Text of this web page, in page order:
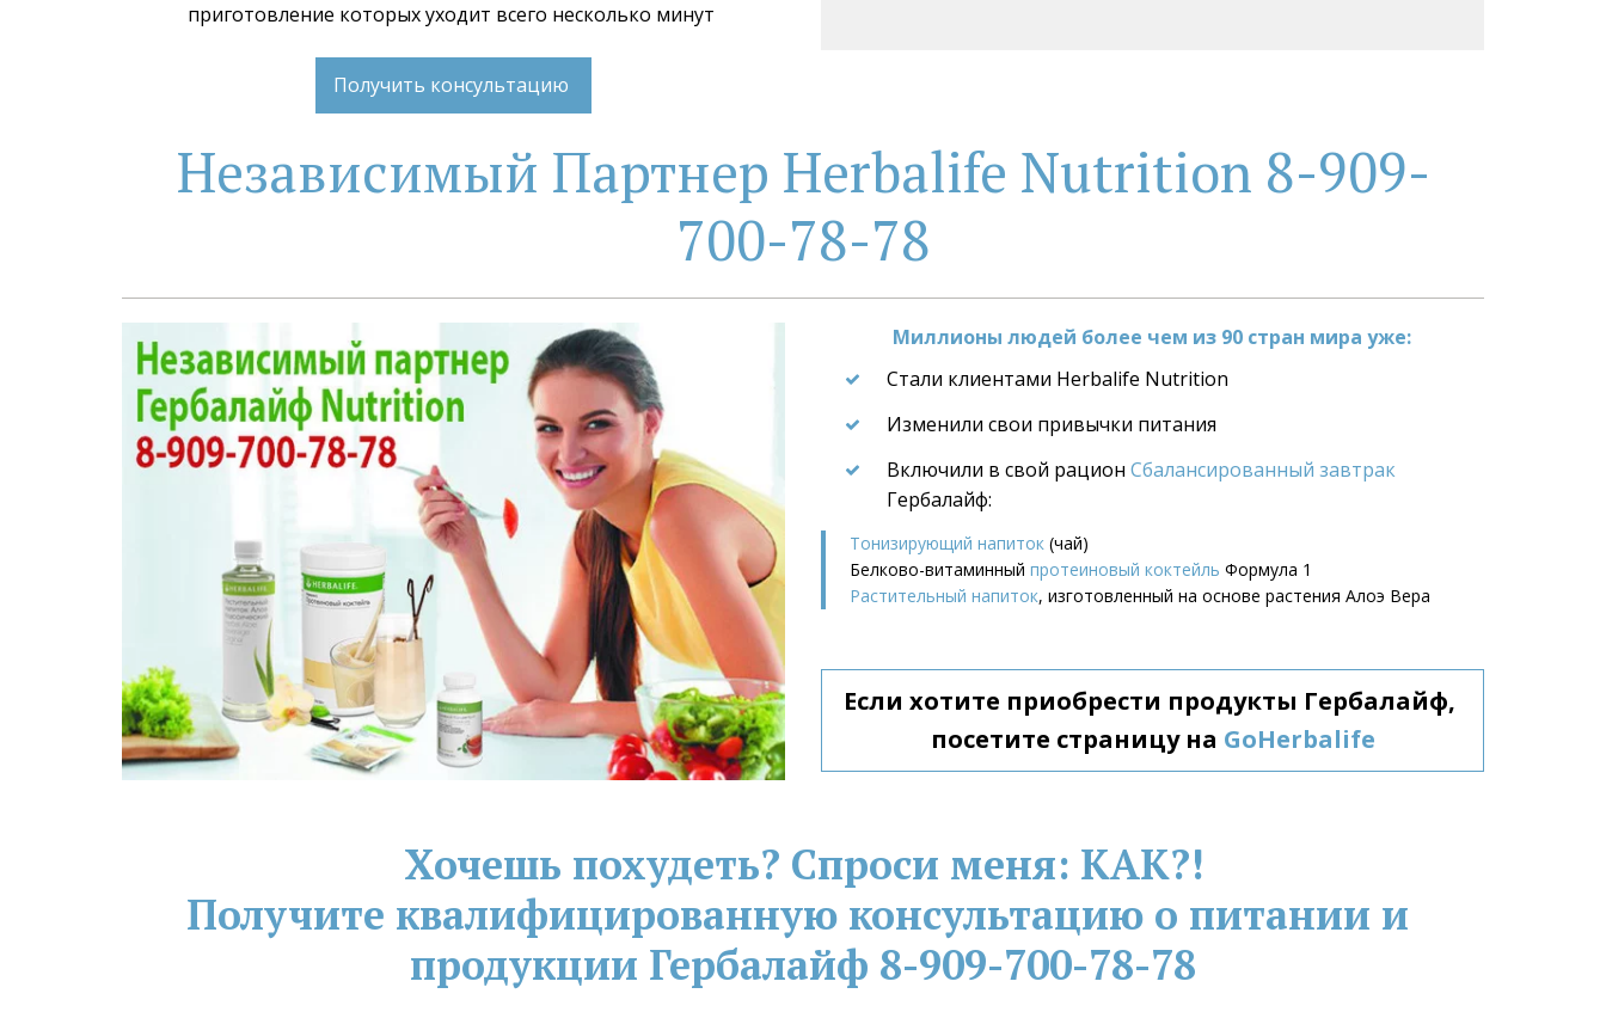
приготовление которых уходит всего несколько минут
Получить консультацию
Независимый Партнер Herbalife Nutrition 8-909-
700-78-78
Миллионы людей более чем из 90 стран мира уже:
Стали клиентами Herbalife Nutrition
Изменили свои привычки питания
Включили в свой рацион Сбалансированный завтрак
Гербалайф:
Тонизирующий напиток (чай)
Белково-витаминный протеиновый коктейль Формула 1
Растительный напиток, изготовленный на основе растения Алоэ Вера
Если хотите приобрести продукты Гербалайф,
посетите страницу на GoHerbalife
Хочешь похудеть? Спроси меня: КАК?!
Получите квалифицированную консультацию о питании и
продукции Гербалайф 8-909-700-78-78